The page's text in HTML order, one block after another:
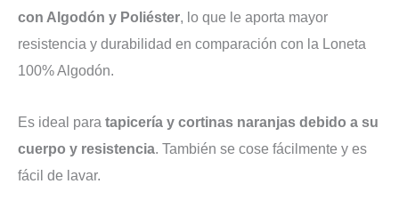
con Algodón y Poliéster, lo que le aporta mayor
resistencia y durabilidad en comparación con la Loneta
100% Algodón.
Es ideal para tapicería y cortinas naranjas debido a su
cuerpo y resistencia. También se cose fácilmente y es
fácil de lavar.